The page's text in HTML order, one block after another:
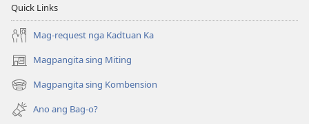
nga Kasulatan
Quick Links
Mag-request nga Kadtuan Ka
Magpangita sing Miting
(opens
new
window)
Magpangita sing Kombension
(opens
new
window)
Ano ang Bag-o?